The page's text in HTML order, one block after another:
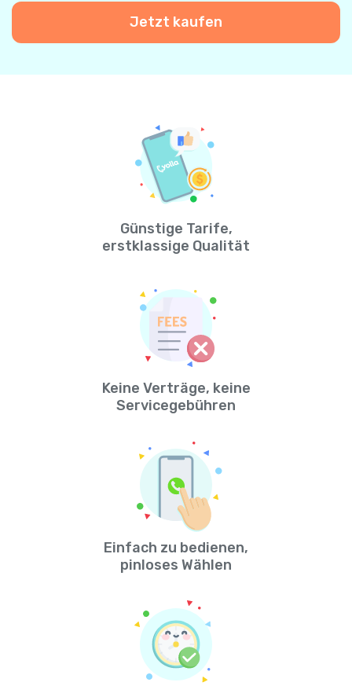
Jetzt kaufen
Günstige Tarife,
erstklassige Qualität
Keine Verträge, keine
Servicegebühren
Einfach zu bedienen,
pinloses Wählen